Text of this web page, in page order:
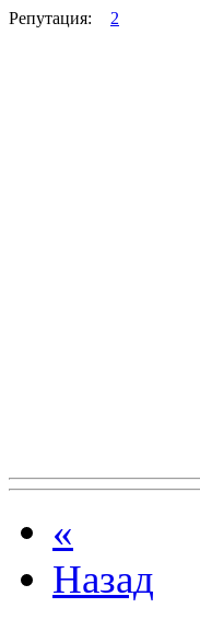
Репутация: 2
«
Назад